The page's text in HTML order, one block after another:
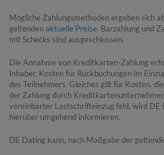
Mögliche Zahlungsmethoden ergeben sich
geltendenaktuelle Preise. Barzahlung und
mit Schecks sind ausgeschlossen.
Die Annahme von Kreditkarten-Zahlung
Inhaber. Kosten für Rückbuchungen im
des Teilnehmers. Gleiches gilt für Kosten,
der Zahlung durch
vereinbarter Lastschrifteinzug fehl, wird DE
hierüber umgehend informieren.
DE Dating kann, nach Maßgabe der